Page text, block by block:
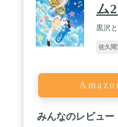
ム
黒沢
佐久間
みんなのレビュー